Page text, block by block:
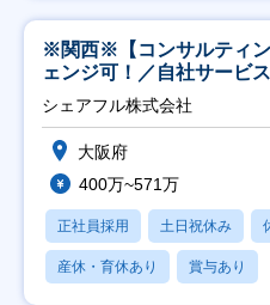
※関西※【コンサルティ
ェンジ可！／自社サービ
シェアフル株式会社
大阪府
400万~571万
正社員採用 土日祝休み
産休・育休あり 賞与あり